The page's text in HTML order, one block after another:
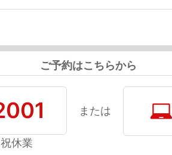
ご予約はこちらから
休業
または